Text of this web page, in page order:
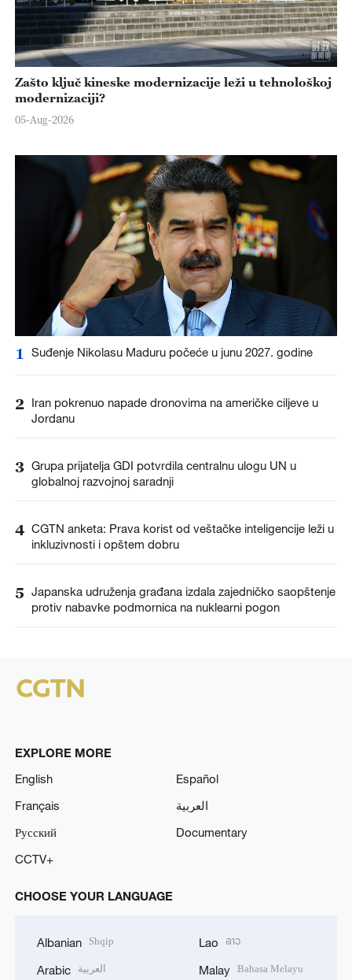
Zašto ključ kineske modernizacije leži u tehnološkoj
modernizaciji?
05-Aug-2026
1 Suđenje Nikolasu Maduru počeće u junu 2027. godine
2 Iran pokrenuo napade dronovima na američke ciljeve u
Jordanu
3 Grupa prijatelja GDI potvrdila centralnu ulogu UN u
globalnoj razvojnoj saradnji
4 CGTN anketa: Prava korist od veštačke inteligencije leži u
inkluzivnosti i opštem dobru
5 Japanska udruženja građana izdala zajedničko saopštenje
protiv nabavke podmornica na nuklearni pogon
EXPLORE MORE
English
Español
Français
العربية
Русский
Documentary
CCTV+
CHOOSE YOUR LANGUAGE
Albanian Shqip
Arabic العربية
Lao ລາວ
Malay Bahasa Melayu